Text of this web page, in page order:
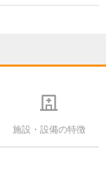
施設・設備の特徴